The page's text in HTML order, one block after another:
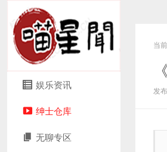
娱乐资讯
绅士仓库
无聊专区
当
发